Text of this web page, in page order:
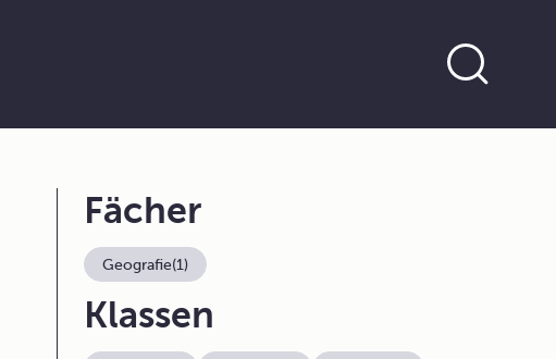
Fächer
Geografie(1)
Klassen